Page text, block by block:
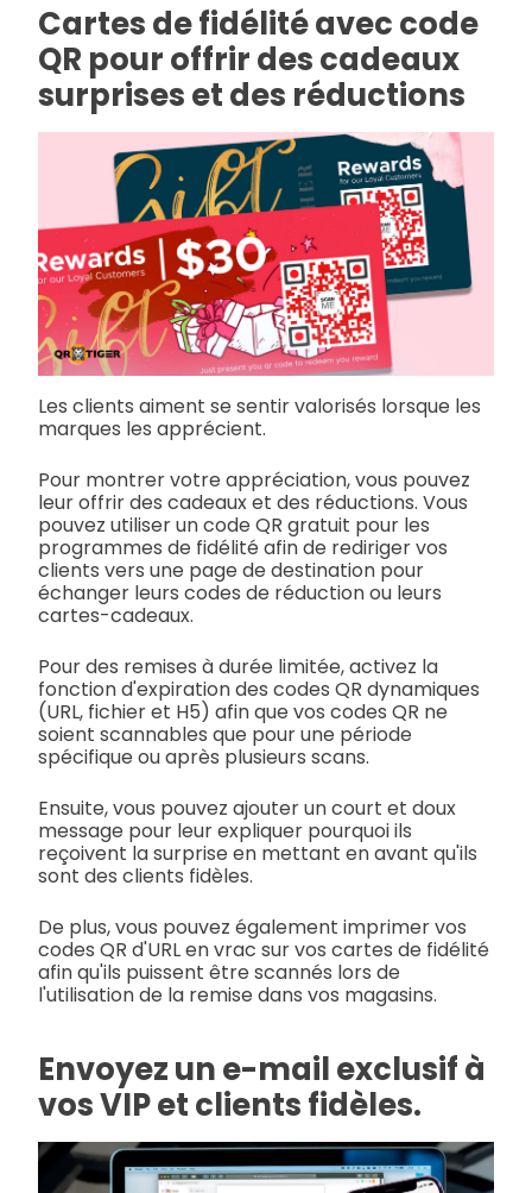
Cartes de fidélité avec code
QR pour offrir des cadeaux
surprises et des réductions
Les clients aiment se sentir valorisés lorsque les
marques les apprécient.
Pour montrer votre appréciation, vous pouvez
leur offrir des cadeaux et des réductions. Vous
pouvez utiliser un code QR gratuit pour les
programmes de fidélité afin de rediriger vos
clients vers une page de destination pour
échanger leurs codes de réduction ou leurs
cartes-cadeaux.
Pour des remises à durée limitée, activez la
fonction d'expiration des codes QR dynamiques
(URL, fichier et H5) afin que vos codes QR ne
soient scannables que pour une période
spécifique ou après plusieurs scans.
Ensuite, vous pouvez ajouter un court et doux
message pour leur expliquer pourquoi ils
reçoivent la surprise en mettant en avant qu'ils
sont des clients fidèles.
De plus, vous pouvez également imprimer vos
codes QR d'URL en vrac sur vos cartes de fidélité
afin qu'ils puissent être scannés lors de
l'utilisation de la remise dans vos magasins.
Envoyez un e-mail exclusif à
vos VIP et clients fidèles.